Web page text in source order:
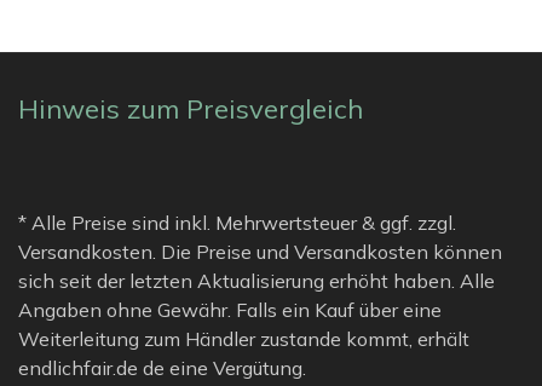
Hinweis zum Preisvergleich
* Alle Preise sind inkl. Mehrwertsteuer & ggf. zzgl.
Versandkosten. Die Preise und Versandkosten können
sich seit der letzten Aktualisierung erhöht haben. Alle
Angaben ohne Gewähr. Falls ein Kauf über eine
Weiterleitung zum Händler zustande kommt, erhält
endlichfair.de de eine Vergütung.